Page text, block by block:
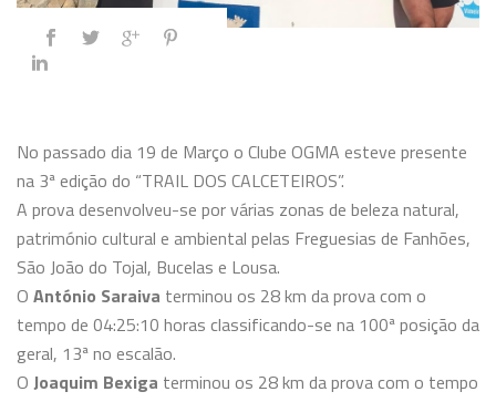
No passado dia 19 de Março o Clube OGMA esteve presente
na 3ª edição do “TRAIL DOS CALCETEIROS”.
A prova desenvolveu-se por várias zonas de beleza natural,
património cultural e ambiental pelas Freguesias de Fanhões,
São João do Tojal, Bucelas e Lousa.
O António Saraiva terminou os 28 km da prova com o
tempo de 04:25:10 horas classificando-se na 100ª posição da
geral, 13ª no escalão.
O Joaquim Bexiga terminou os 28 km da prova com o tempo